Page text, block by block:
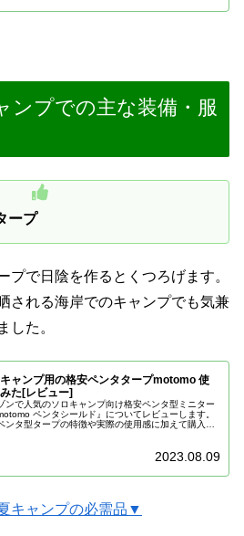
ンプでの主な装備・服
ープ
プで日陰を作るとくつろげます。
される海岸でのキャンプでも気兼
した。
ャンプ用の格安ペンタタープmotomo 使
た[レビュー]
ンで人気のソロキャンプ向け格安ペンタ型ミニター
ペンタシールド』についてレビューします。
ンタ型タープの特徴や実際の使用感に加えて購入者
2023.08.09
キャンプの必需品▼